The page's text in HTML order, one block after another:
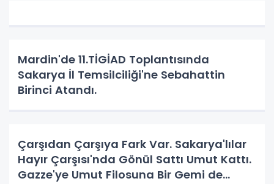
Mardin'de 11.TİGİAD Toplantısında
Sakarya İl Temsilciliği'ne Sebahattin
Birinci Atandı.
Çarşıdan Çarşıya Fark Var. Sakarya'lılar
Hayır Çarşısı'nda Gönül Sattı Umut Kattı.
Gazze'ye Umut Filosuna Bir Gemi de